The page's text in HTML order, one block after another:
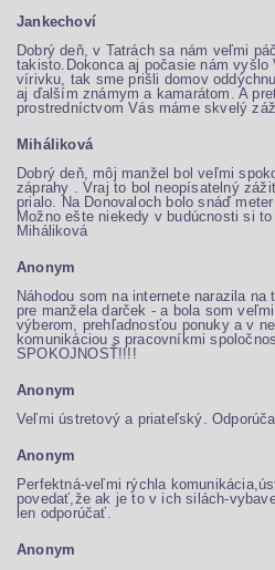
Jankechoví
Dobrý deň, v Tatrách sa nám veľmi
takisto.Dokonca aj počasie nám vyšlo
vírivku, tak sme prišli domov
aj ďalším známym a kamarátom. A
prostredníctvom Vás máme skvelý
Miháliková
Dobrý deň, môj manžel bol veľmi
záprahy . Vraj to bol neopísatelný
prialo. Na Donovaloch bolo snáď
Možno ešte niekedy v budúcnosti si
Miháliková
Anonym
Náhodou som na internete narazila
pre manžela darček - a bola som
výberom, prehľadnosťou ponuky a v
komunikáciou s pracovníkmi
SPOKOJNOSŤ!!!!
Anonym
Veľmi ústretový a priateľský.
Anonym
Perfektná-veľmi rýchla
povedať,že ak je to v ich silách-
len odporúčať.
Anonym